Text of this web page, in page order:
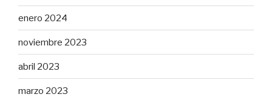
enero 2024
noviembre 2023
abril 2023
marzo 2023